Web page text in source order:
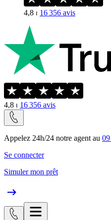
4,8 ⏐ 16 356 avis
4,8 ⏐ 16 356 avis
Appelez 24h/24 notre agent au
Se connecter
Simuler mon prêt